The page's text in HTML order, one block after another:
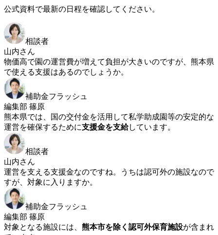
公式資料で最新の日程を確認してください。
相談者
山内さん
物価高で園の運営費が増えて負担が大きいのですが、熊本県
で使える支援はあるのでしょうか。
補助金フラッシュ
編集部 篠原
熊本県では、国の交付金を活用して私学助成園等の安定的な
運営を確保するために支援金を支給しています。
相談者
山内さん
運営を支える支援金なのですね。うちは認可外の施設なので
すが、対象に入りますか。
補助金フラッシュ
編集部 篠原
対象となる施設には、 熊本市を除く認可外保育施設が含まれ